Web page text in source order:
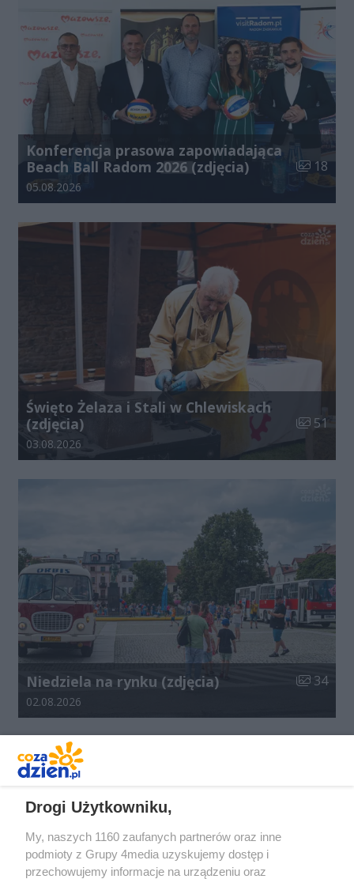
Konferencja prasowa zapowiadająca
Beach Ball Radom 2026 (zdjęcia)
Liczba
18
Data dodania galerii:
05.08.2026
Święto Żelaza i Stali w Chlewiskach
(zdjęcia)
Liczba
51
Data dodania galerii:
03.08.2026
Niedziela na rynku (zdjęcia) Liczba
34
Data dodania galerii:
02.08.2026
Drogi Użytkowniku,
My, naszych 1160 zaufanych partnerów oraz inne
podmioty z Grupy 4media uzyskujemy dostęp i
przechowujemy informacje na urządzeniu oraz